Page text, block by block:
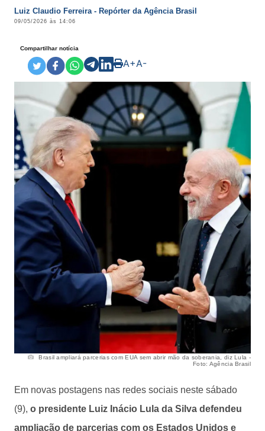
Luiz Claudio Ferreira - Repórter da Agência Brasil
09/05/2026 às 14:06
Compartilhar notícia
A+A-
Brasil ampliará parcerias com EUA sem abrir mão da soberania, diz Lula -
Foto: Agência Brasil
Em novas postagens nas redes sociais neste sábado
(9), o presidente Luiz Inácio Lula da Silva defendeu
ampliação de parcerias com os Estados Unidos e